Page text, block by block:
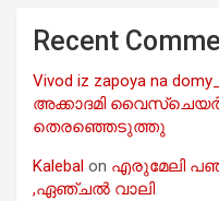
Recent
Vivod iz zapoya na
അക്കാദമി
തെരഞ്ഞെടുത്തു
Kalebal on എരുമേലി
,ഏഞ്ചൽ വാലി